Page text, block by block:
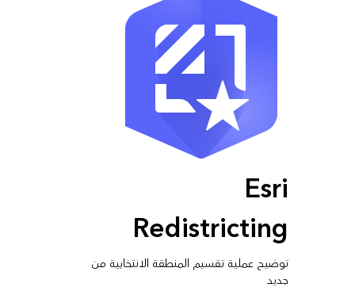
Esri
Redistricting
توضيح عملية تقسيم المنطقة الانتخابية من
جديد